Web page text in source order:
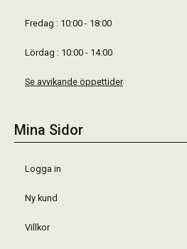
Fredag : 10:00 - 18:00
Lördag : 10:00 - 14:00
Se avvikande öppettider
Mina Sidor
Logga in
Ny kund
Villkor